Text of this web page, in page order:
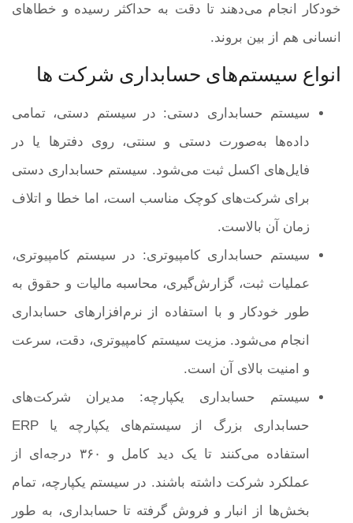
خودکار انجام می‌دهند تا دقت به حداکثر رسیده و خطاهای
انسانی هم از بین بروند.
انواع سیستم‌های حسابداری شرکت ها
سیستم حسابداری دستی: در سیستم دستی، تمامی
داده‌ها به‌صورت دستی و سنتی، روی دفترها یا در
فایل‌های اکسل ثبت می‌شود. سیستم حسابداری دستی
برای شرکت‌های کوچک مناسب است، اما خطا و اتلاف
زمان آن بالاست.
سیستم حسابداری کامپیوتری: در سیستم کامپیوتری،
عملیات ثبت، گزارش‌گیری، محاسبه مالیات و حقوق به
طور خودکار و با استفاده از نرم‌افزارهای حسابداری
انجام می‌شود. مزیت سیستم کامپیوتری، دقت، سرعت
و امنیت بالای آن است.
سیستم حسابداری یکپارچه: مدیران شرکت‌های
حسابداری بزرگ از سیستم‌های یکپارچه یا ERP
استفاده می‌کنند تا یک دید کامل و ۳۶۰ درجه‌ای از
عملکرد شرکت داشته باشند. در سیستم یکپارچه، تمام
بخش‌ها از انبار و فروش گرفته تا حسابداری، به طور